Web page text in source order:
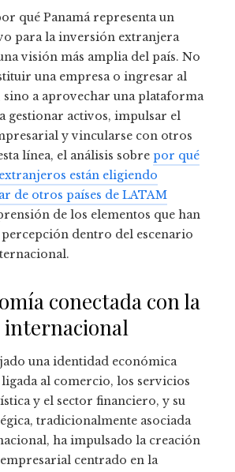
qué Panamá representa un
para la inversión extranjera
visión más amplia del país. No
una empresa o ingresar al
a aprovechar una plataforma
gestionar activos, impulsar el
y vincularse con otros
línea, el análisis sobre por qué
están eligiendo
de otros países de LATAM
de los elementos que han
dentro del escenario
conectada con la
una identidad económica
ligada al comercio, los servicios
y el sector financiero, y su
tradicionalmente asociada
ha impulsado la creación
centrado en la